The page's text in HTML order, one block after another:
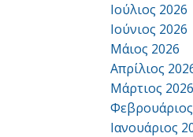
Ιούλιος 2026
Ιούνιος 2026
Μάιος 2026
Απρίλιος
Μάρτιος 2026
Ιανουάριος